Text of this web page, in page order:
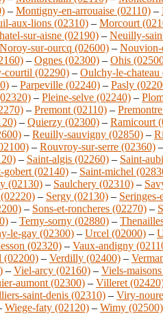
– Montigny-en-arrouaise (02110) –
aux-lions (02310) – Morcourt
sur-aisne (02190) – Neuilly-
Noroy-sur-ourcq (02600) – Nouvion-
– Ognes (02300) – Ohis
courtil (02290) – Oulchy-le-chateau
– Parpeville (02240) – Pasly
– Pleine-selve (02240) –
– Premont (02110) –
– Quierzy (02300) – Ramicourt
– Reuilly-sauvigny (02850) –
– Rouvroy-sur-serre (02360) –
– Saint-algis (02260) – Saint-
gobert (02140) – Saint-michel
(02130) – Saulchery (02310) –
– Sergy (02130) – Seringes-
– Sons-et-roncheres (02270) –
– Terny-sorny (02880) –
le-gay (02300) – Urcel (02000) –
(02320) – Vaux-andigny
(02200) – Verdilly (02400) –
– Viel-arcy (02160) – Viels-
aumont (02300) – Villeret
saint-denis (02310) – Viry-
Wiege-faty (02120) – Wimy (02500)